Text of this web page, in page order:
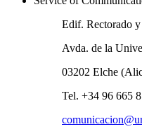
Edif. Rectorado
Avda. de la
03202 Elche
Tel. +34 96 665